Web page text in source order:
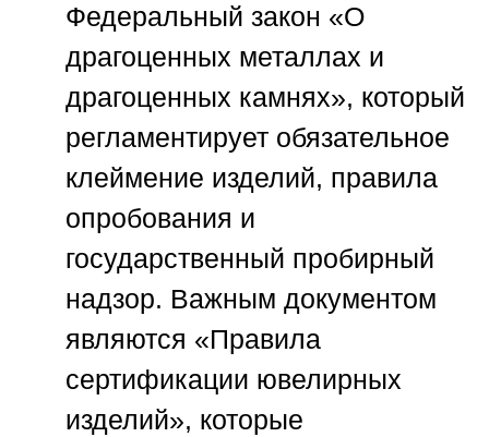
Федеральный закон «О
драгоценных металлах и
драгоценных камнях», который
регламентирует обязательное
клеймение изделий, правила
опробования и
государственный пробирный
надзор. Важным документом
являются «Правила
сертификации ювелирных
изделий», которые